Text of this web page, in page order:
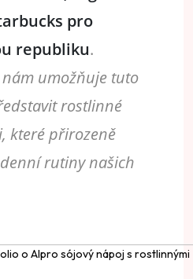
pro
republiku.
umožňuje tuto
rostlinné
které přirozeně
rutiny našich